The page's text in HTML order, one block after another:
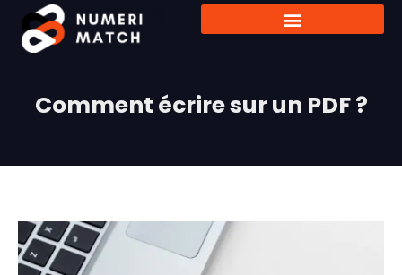
Comment écrire sur un PDF ?